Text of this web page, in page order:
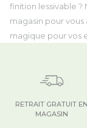
finition lessivable ?
magasin pour
magique pour vos
RETRAIT GRATUIT EN
MAGASIN